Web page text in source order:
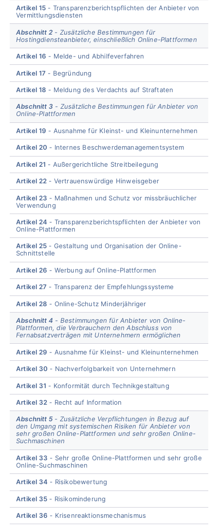
Artikel 15
Transparenzberichtspflichten der Anbieter von
Vermittlungsdiensten
Abschnitt 2
Zusätzliche Bestimmungen für
Hostingdiensteanbieter, einschließlich Online-Plattformen
Artikel 16 Melde- und Abhilfeverfahren
Artikel 17 Begründung
Artikel 18 Meldung des Verdachts auf Straftaten
Abschnitt 3
Zusätzliche Bestimmungen für Anbieter von
Online-Plattformen
Artikel 19 Ausnahme für Kleinst- und Kleinunternehmen
Artikel 20 Internes Beschwerdemanagementsystem
Artikel 21 Außergerichtliche Streitbeilegung
Artikel 22 Vertrauenswürdige Hinweisgeber
Artikel 23
Maßnahmen und Schutz vor missbräuchlicher
Verwendung
Artikel 24
Transparenzberichtspflichten der Anbieter von
Online-Plattformen
Artikel 25
Gestaltung und Organisation der Online-
Schnittstelle
Artikel 26 Werbung auf Online-Plattformen
Artikel 27 Transparenz der Empfehlungssysteme
Artikel 28 Online-Schutz Minderjähriger
Abschnitt 4
Bestimmungen für Anbieter von Online-
Plattformen, die Verbrauchern den Abschluss von
Fernabsatzverträgen mit Unternehmern ermöglichen
Artikel 29 Ausnahme für Kleinst- und Kleinunternehmen
Artikel 30 Nachverfolgbarkeit von Unternehmern
Artikel 31 Konformität durch Technikgestaltung
Artikel 32 Recht auf Information
Abschnitt 5
Zusätzliche Verpflichtungen in Bezug auf
den Umgang mit systemischen Risiken für Anbieter von
sehr großen Online-Plattformen und sehr großen Online-
Suchmaschinen
Artikel 33
Sehr große Online-Plattformen und sehr große
Online-Suchmaschinen
Artikel 34 Risikobewertung
Artikel 35 Risikominderung
Artikel 36 Krisenreaktionsmechanismus